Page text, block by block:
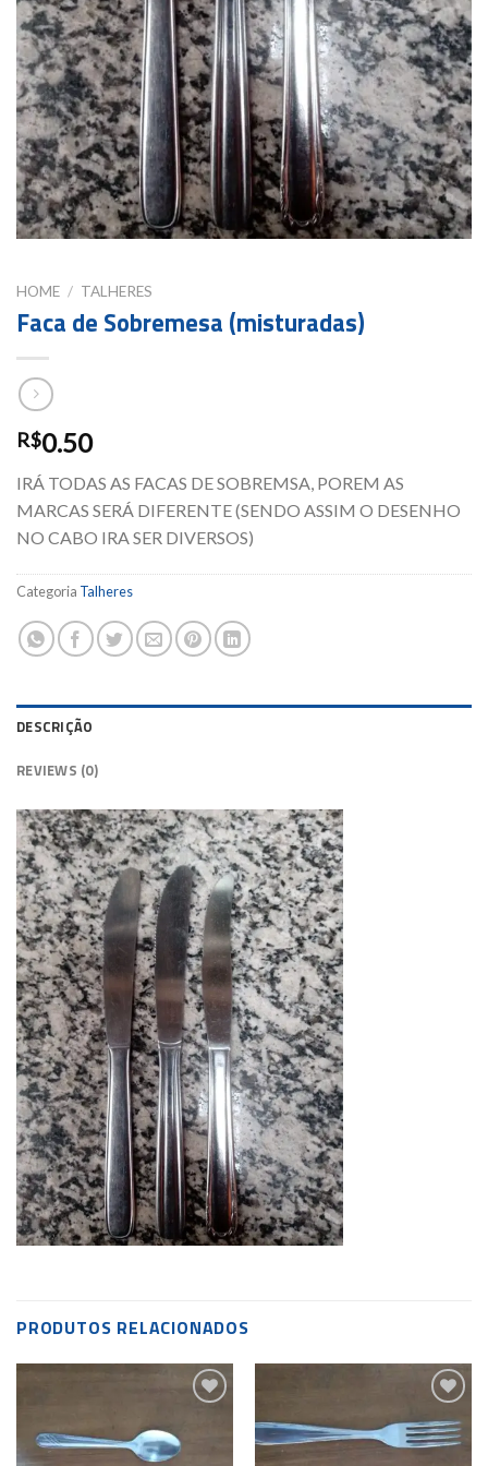
HOME / TALHERES
Faca de Sobremesa (misturadas)
R$0.50
IRÁ TODAS AS FACAS DE SOBREMSA, POREM AS
MARCAS SERÁ DIFERENTE (SENDO ASSIM O DESENHO
NO CABO IRA SER DIVERSOS)
Categoria Talheres
DESCRIÇÃO
REVIEWS (0)
PRODUTOS RELACIONADOS
Add to
wishlist